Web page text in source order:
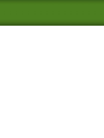
ル配信を登録す